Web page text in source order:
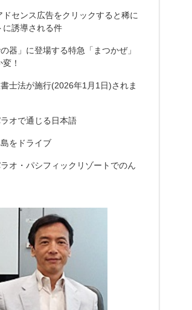
ドセンス広告をクリックすると稀に
に誘導される件
器」に登場する特急「まつかぜ」
！
士法が施行(2026年1月1日)されま
オで通じる日本語
をドライブ
オ・パシフィックリゾートでのん